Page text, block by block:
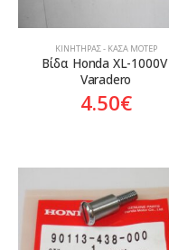
ΚΙΝΗΤΉΡΑΣ - ΚΆΣΑ ΜΟΤΈΡ
Βίδα Honda XL-1000V
Varadero
4.50€